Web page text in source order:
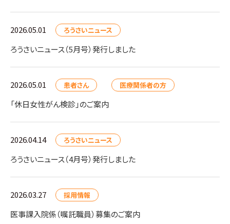
2026.05.01 ろうさいニュース
ろうさいニュース（5月号）発行しました
2026.05.01 患者さん 医療関係者の方
「休日女性がん検診」のご案内
2026.04.14 ろうさいニュース
ろうさいニュース（4月号）発行しました
2026.03.27 採用情報
医事課入院係（嘱託職員）募集のご案内